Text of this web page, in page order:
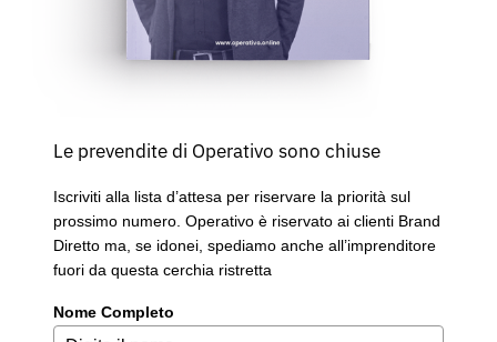
Le prevendite di Operativo sono chiuse
Iscriviti alla lista d’attesa per riservare la priorità sul
prossimo numero. Operativo è riservato ai clienti Brand
Diretto ma, se idonei, spediamo anche all’imprenditore
fuori da questa cerchia ristretta
Nome Completo